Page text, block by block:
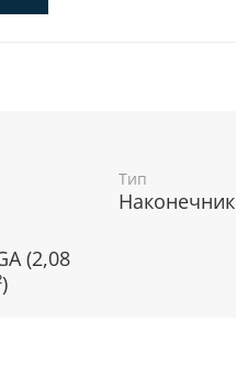
Тип
Наконечник
(2,08